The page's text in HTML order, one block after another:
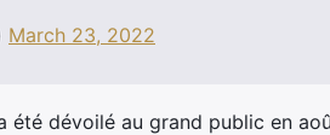
March 23, 2022
dévoilé au grand public en